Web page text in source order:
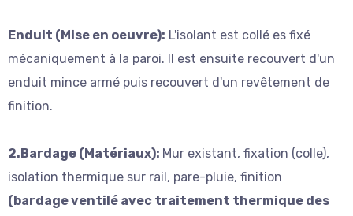
Enduit (Mise en oeuvre): L'isolant est collé es fixé
mécaniquement à la paroi. Il est ensuite recouvert d'un
enduit mince armé puis recouvert d'un revêtement de
finition.
2.Bardage (Matériaux): Mur existant, fixation (colle),
isolation thermique sur rail, pare-pluie, finition
(bardage ventilé avec traitement thermique des